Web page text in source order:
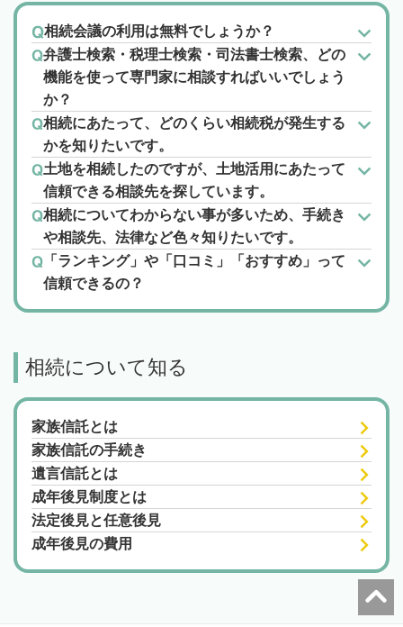
相続会議の利用は無料でしょうか？
弁護士検索・税理士検索・司法書士検索、どの
機能を使って専門家に相談すればいいでしょう
か？
相続にあたって、どのくらい相続税が発生する
かを知りたいです。
土地を相続したのですが、土地活用にあたって
信頼できる相談先を探しています。
相続についてわからない事が多いため、手続き
や相談先、法律など色々知りたいです。
「ランキング」や「口コミ」「おすすめ」って
信頼できるの？
相続について知る
家族信託とは
家族信託の手続き
遺言信託とは
成年後見制度とは
法定後見と任意後見
成年後見の費用